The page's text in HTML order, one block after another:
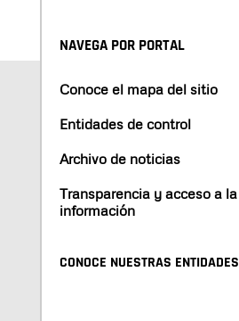
NAVEGA POR PORTAL
Conoce el mapa del sitio
Entidades de control
Archivo de noticias
Transparencia y acceso a la
información
CONOCE NUESTRAS ENTIDADES